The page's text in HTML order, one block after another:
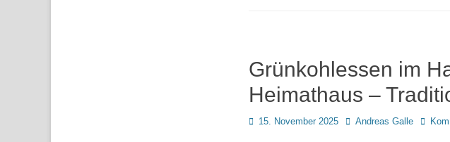
Grünkohlessen im
Heimathaus –
Posted
15. November 2025 AutorAndreas Galle